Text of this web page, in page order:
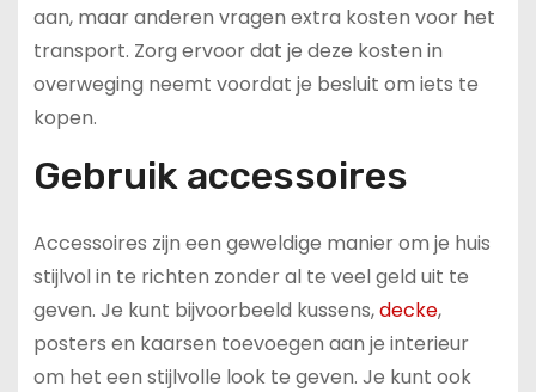
aan, maar anderen vragen extra kosten voor het
transport. Zorg ervoor dat je deze kosten in
overweging neemt voordat je besluit om iets te
kopen.
Gebruik accessoires
Accessoires zijn een geweldige manier om je huis
stijlvol in te richten zonder al te veel geld uit te
geven. Je kunt bijvoorbeeld kussens,decke,
posters en kaarsen toevoegen aan je interieur
om het een stijlvolle look te geven. Je kunt ook